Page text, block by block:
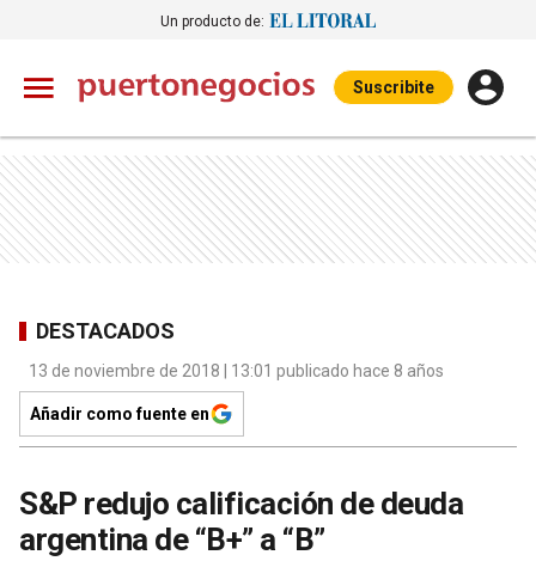
Un producto de:
Suscribite
DESTACADOS
13 de noviembre de 2018 | 13:01 publicado hace 8 años
Añadir como fuente en
S&P redujo calificación de deuda
argentina de “B+” a “B”